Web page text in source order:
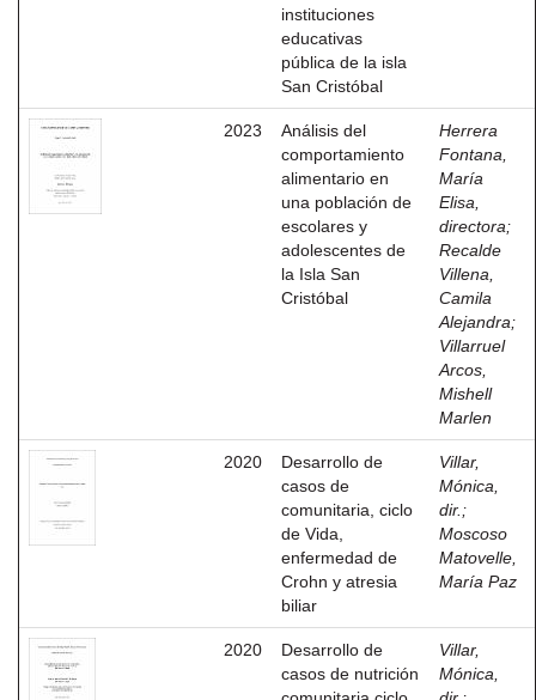
instituciones
educativas
pública de la isla
San Cristóbal
2023
Análisis del
comportamiento
alimentario en
una población de
escolares y
adolescentes de
la Isla San
Cristóbal
Herrera
Fontana,
María
Elisa,
directora;
Recalde
Villena,
Camila
Alejandra;
Villarruel
Arcos,
Mishell
Marlen
2020
Desarrollo de
casos de
comunitaria, ciclo
de Vida,
enfermedad de
Crohn y atresia
biliar
Villar,
Mónica,
dir. ;
Moscoso
Matovelle,
María Paz
2020
Desarrollo de
casos de nutrición
Villar,
Mónica,